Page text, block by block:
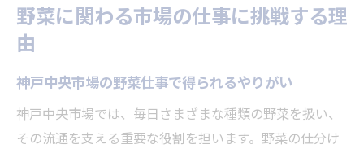
野菜に関わる市場の仕事に挑戦する理
由
神戸中央市場の野菜仕事で得られるやりがい
神戸中央市場では、毎日さまざまな種類の野菜を扱い、
その流通を支える重要な役割を担います。野菜の仕分け